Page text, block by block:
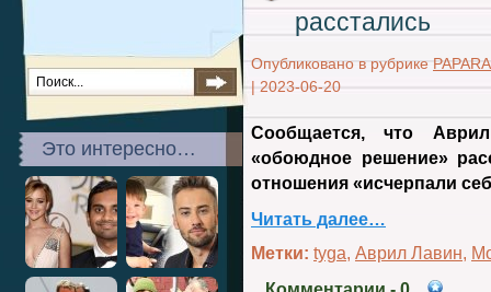
Это интересно…
расстались
Опубликовано в рубрике
| 2023-06-20
Сообщается, что
«обоюдное решение»
отношения «исчерпали
Читать далее…
Метки: tyga, Аврил Лавин,